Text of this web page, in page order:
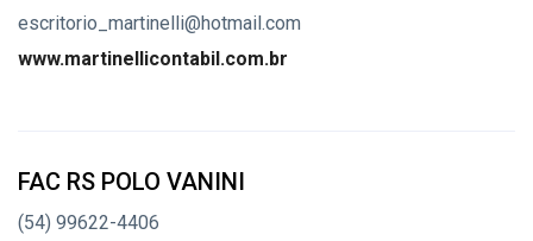
escritorio_martinelli@hotmail.com
www.martinellicontabil.com.br
FAC RS POLO VANINI
(54) 99622-4406